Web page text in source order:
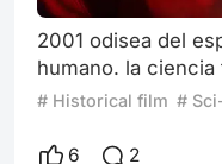
2001 odisea del
humano. la
camino no solo en
futuro que paso a
# Historical film #
6 2